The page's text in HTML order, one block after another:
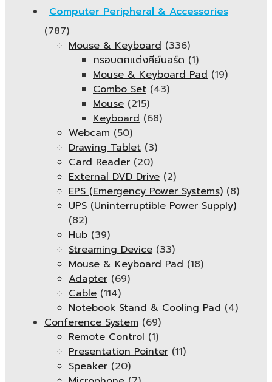
Computer Peripheral & Accessories
(787)
Mouse & Keyboard (336)
กรอบตกแต่งคีย์บอร์ด (1)
Mouse & Keyboard Pad (19)
Combo Set (43)
Mouse (215)
Keyboard (68)
Webcam (50)
Drawing Tablet (3)
Card Reader (20)
External DVD Drive (2)
EPS (Emergency Power Systems) (8)
UPS (Uninterruptible Power Supply)
(82)
Hub (39)
Streaming Device (33)
Mouse & Keyboard Pad (18)
Adapter (69)
Cable (114)
Notebook Stand & Cooling Pad (4)
Conference System (69)
Remote Control (1)
Presentation Pointer (11)
Speaker (20)